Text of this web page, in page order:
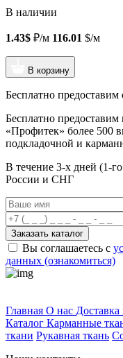
В наличии
1.43$ ₽/м 116.01 $/м
В корзину
Бесплатно
Бесплатно предоставим
«Профитек» более 500
подкладочной и
В течение 3-х дней (1-
России и СНГ
Заказать каталог
Вы соглашаетесь с
данных (ознакомиться)
Главная О нас Доставка
Каталог Карманные
ткани Рукавная ткань